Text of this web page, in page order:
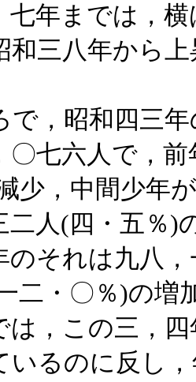
七年までは，
和三八年から
，昭和四三年
〇七六人で，
少，中間少年
二人(四・五％)
のそれは九八
二・〇％)の増
は，この三，
いるのに反し